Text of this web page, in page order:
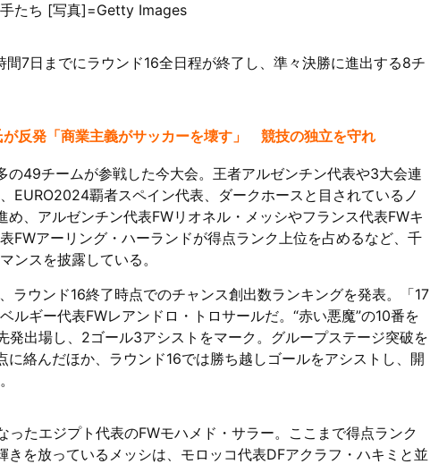
たち [写真]=Getty Images
7日までにラウンド16全日程が終了し、準々決勝に進出する8チ
が反発「商業主義がサッカーを壊す」 競技の独立を守れ
の49チームが参戦した今大会。王者アルゼンチン代表や3大会連
EURO2024覇者スペイン代表、ダークホースと目されているノ
、アルゼンチン代表FWリオネル・メッシやフランス代表FWキ
FWアーリング・ハーランドが得点ランク上位を占めるなど、千
ンスを披露している。
ラウンド16終了時点でのチャンス創出数ランキングを発表。「17
ルギー代表FWレアンドロ・トロサールだ。“赤い悪魔”の10番を
発出場し、2ゴール3アシストをマーク。グループステージ突破を
絡んだほか、ラウンド16では勝ち越しゴールをアシストし、開
ったエジプト代表のFWモハメド・サラー。ここまで得点ランク
きを放っているメッシは、モロッコ代表DFアクラフ・ハキミと並